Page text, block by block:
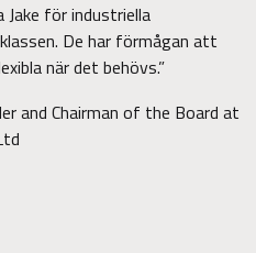
Jake för industriella
De har förmågan att
när det behövs.”
and Chairman of the Board at